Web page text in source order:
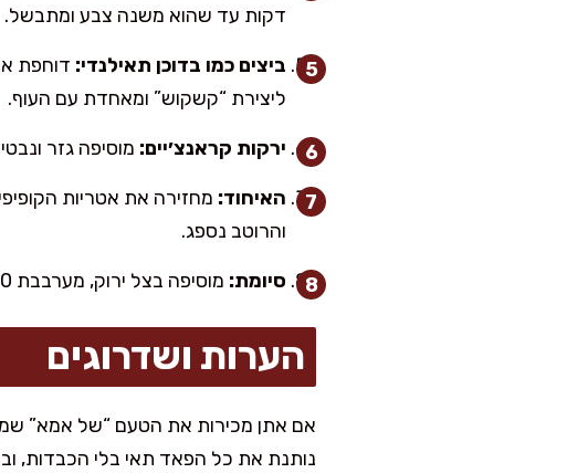
דקות עד שהוא משנה צבע ומתבשל.
ביצים כמו בדוכן תאילנדי:
ליצירת “קשקוש” ומאחדת עם העוף.
ירקות קראנצ׳יים: מוסיפה גזר
האיחוד:
והרוטב נספג.
סיומת: מוסיפה בצל ירוק, מערבבת 10 שניות ומכבה אש. מגישה מיד עם בוטנים, כוסברה ופלחי ליים לסחיטה.
הערות ושדרוגים
אם אתן מכירות את הטעם “של אמא”
נותנת את כל הפאד תאי בלי הכבדות,